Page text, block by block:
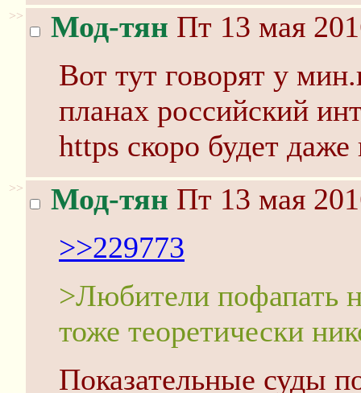
>> Мод-тян Пт 13 мая
Вот тут говорят у
планах российский
https скоро будет
>> Мод-тян Пт 13 мая
>>229773
>Любители пофапать
тоже теоретически
Показательные суды